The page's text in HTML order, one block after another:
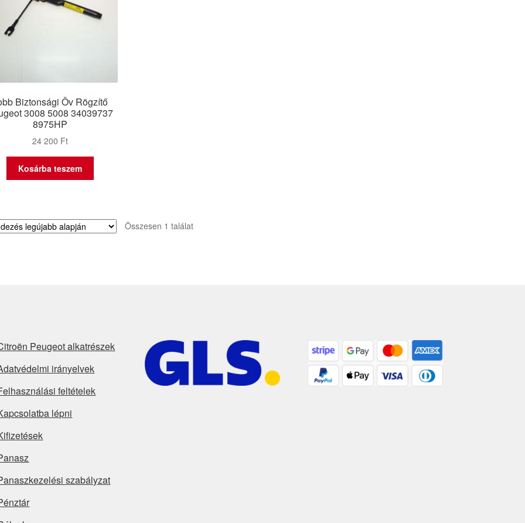
Biztonsági Öv Rögzítő
3008 5008 34039737
8975HP
24 200 Ft
Kosárba teszem
Összesen 1 találat
Peugeot alkatrészek
irányelvek
feltételek
lépni
szabályzat